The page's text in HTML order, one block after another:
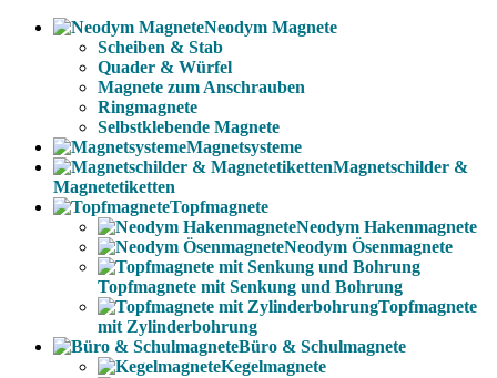
Neodym Magnete
Scheiben & Stab
Quader & Würfel
Magnete zum Anschrauben
Ringmagnete
Selbstklebende Magnete
Magnetsysteme
Magnetschilder &
Magnetetiketten
Topfmagnete
Neodym Hakenmagnete
Neodym Ösenmagnete
Topfmagnete mit Senkung und Bohrung
Topfmagnete
mit Zylinderbohrung
Büro & Schulmagnete
Kegelmagnete